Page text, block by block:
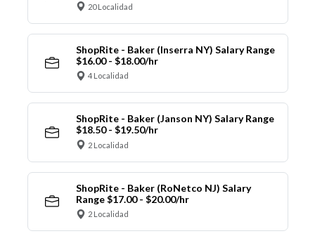
20 Localidad
ShopRite - Baker (Inserra NY) Salary Range
$16.00 - $18.00/hr
4 Localidad
ShopRite - Baker (Janson NY) Salary Range
$18.50 - $19.50/hr
2 Localidad
ShopRite - Baker (RoNetco NJ) Salary
Range $17.00 - $20.00/hr
2 Localidad